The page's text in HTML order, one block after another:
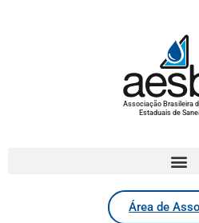
Associação Brasileira
Estaduais de
Área de